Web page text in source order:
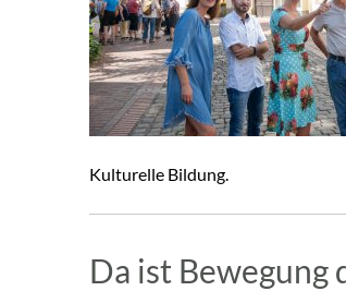
Kulturelle Bildung.
Da ist Bewegung